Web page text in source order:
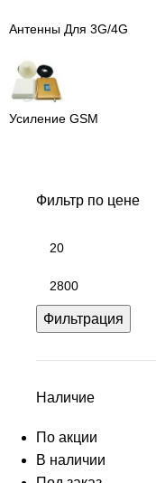
Антенны Для 3G/4G
Усиление GSM
Фильтр по цене
Фильтрация
Наличие
По акции
В наличии